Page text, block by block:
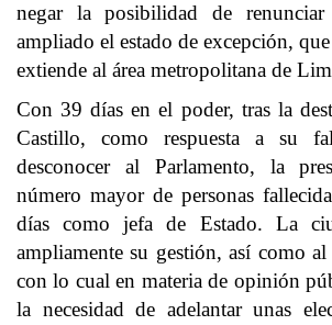
negar la posibilidad de
ampliado el estado de excepción,
extiende al área metropolitana de
Con 39 días en el poder, tras la
Castillo, como respuesta a su
desconocer al Parlamento, la
número mayor de personas
días como jefa de Estado. La
ampliamente su gestión, así como
con lo cual en materia de opinión
la necesidad de adelantar unas